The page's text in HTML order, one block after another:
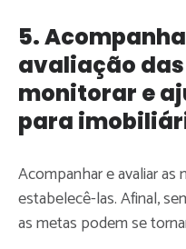
5.
avaliação
monitorar e
para
Acompanhar e avaliar
estabelecê-las. Afinal,
as metas podem se